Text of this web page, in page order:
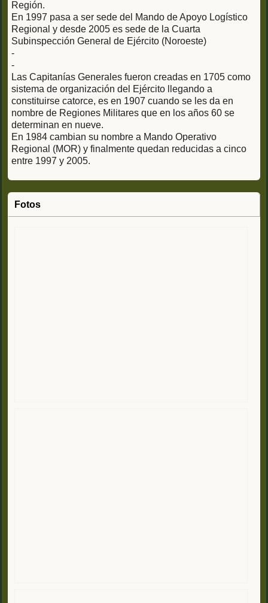
Región.
En 1997 pasa a ser sede del Mando de Apoyo Logístico
Regional y desde 2005 es sede de la Cuarta
Subinspección General de Ejército (Noroeste)
-
-
Las Capitanías Generales fueron creadas en 1705 como
sistema de organización del Ejército llegando a
constituirse catorce, es en 1907 cuando se les da en
nombre de Regiones Militares que en los años 60 se
determinan en nueve.
En 1984 cambian su nombre a Mando Operativo
Regional (MOR) y finalmente quedan reducidas a cinco
entre 1997 y 2005.
Fotos